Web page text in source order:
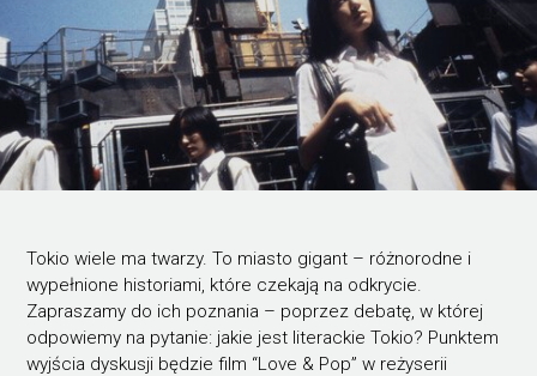
Tokio wiele ma twarzy. To miasto gigant – różnorodne i
wypełnione historiami, które czekają na odkrycie.
Zapraszamy do ich poznania – poprzez debatę, w której
odpowiemy na pytanie: jakie jest literackie Tokio? Punktem
wyjścia dyskusji będzie film “Love & Pop” w reżyserii